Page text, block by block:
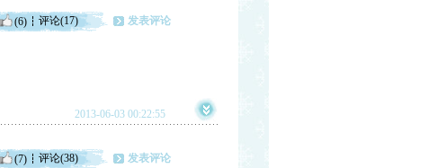
(6) 评论(17) 发表评论
2013-06-03 00:22:55
(7) 评论(38) 发表评论